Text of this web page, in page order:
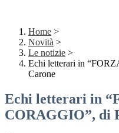
Home >
Novità >
Le notizie >
Echi letterari in
Carone
Echi letterari in
CORAGGIO”, di